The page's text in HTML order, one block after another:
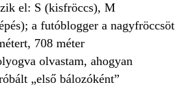
el: S (kisfröccs), M
a futóblogger a nagyfröccsöt
708 méter
olvastam, ahogyan
„első bálozóként”